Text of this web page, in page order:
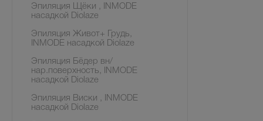
Эпиляция Щёки , INMODE
насадкой Diolaze
Эпиляция Живот+ Грудь,
INMODE насадкой Diolaze
Эпиляция Бёдер вн/
нар.поверхность, INMODE
насадкой Diolaze
Эпиляция Виски , INMODE
насадкой Diolaze